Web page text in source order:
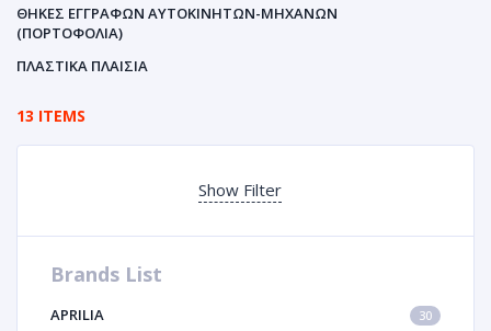
ΘΉΚΕΣ ΕΓΓΡΆΦΩΝ ΑΥΤΟΚΙΝΗΤΩΝ-ΜΗΧΑΝΩΝ
(ΠΟΡΤΟΦΌΛΙΑ)
ΠΛΑΣΤΙΚΆ ΠΛΑΊΣΙΑ
13 ITEMS
Show Filter
Brands List
APRILIA 30